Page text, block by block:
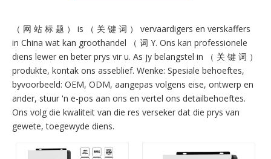
（ 网 站 标 题 ） is （ 关 键 词 ） vervaardigers en verskaffers
in China wat kan groothandel （ 词 Y. Ons kan professionele
diens lewer en beter prys vir u. As jy belangstel in （ 关 键 词 ）
produkte, kontak ons ​​asseblief. Wenke: Spesiale behoeftes,
byvoorbeeld: OEM, ODM, aangepas volgens eise, ontwerp en
ander, stuur 'n e-pos aan ons en vertel ons detailbehoeftes.
Ons volg die kwaliteit van die res verseker dat die prys van
gewete, toegewyde diens.